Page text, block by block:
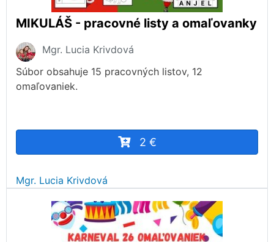
MIKULÁŠ - pracovné listy a omaľovanky
Mgr. Lucia Krivdová
Súbor obsahuje 15 pracovných listov, 12
omaľovaniek.
2 €
Mgr. Lucia Krivdová